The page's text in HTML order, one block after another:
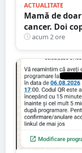
ACTUALITATE
Mamă de
cancer. Doi
salveze
acum 2 ore